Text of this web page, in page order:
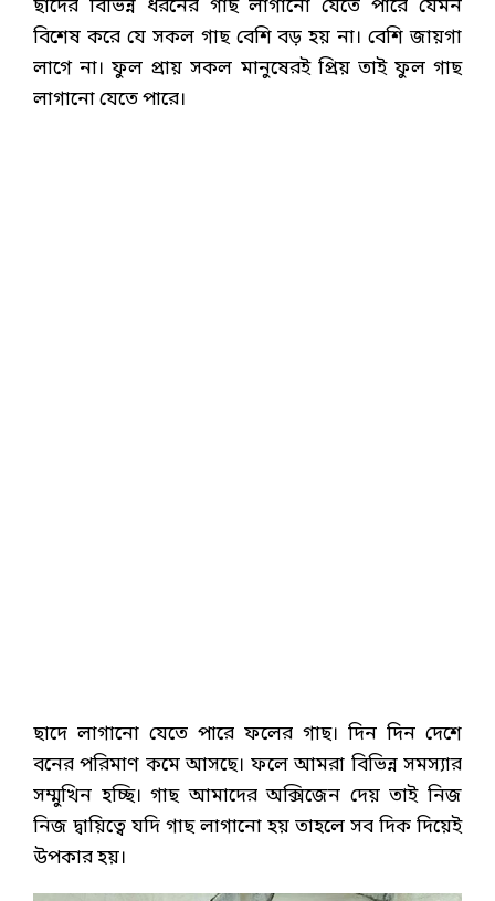
ছাদের বিভিন্ন ধরনের গাছ লাগানো যেতে পারে যেমন
বিশেষ করে যে সকল গাছ বেশি বড় হয় না। বেশি জায়গা
লাগে না। ফুল প্রায় সকল মানুষেরই প্রিয় তাই ফুল গাছ
লাগানো যেতে পারে।
ছাদে লাগানো যেতে পারে ফলের গাছ। দিন দিন দেশে
বনের পরিমাণ কমে আসছে। ফলে আমরা বিভিন্ন সমস্যার
সম্মুখিন হচ্ছি। গাছ আমাদের অক্সিজেন দেয় তাই নিজ
নিজ দ্বায়িত্বে যদি গাছ লাগানো হয় তাহলে সব দিক দিয়েই
উপকার হয়।